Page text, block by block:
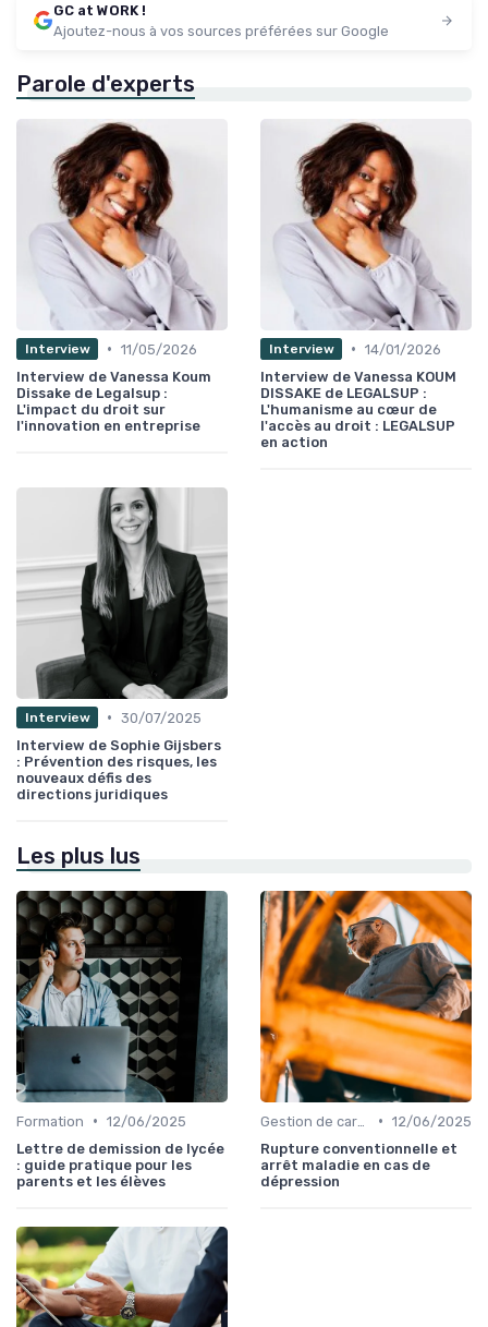
GC at WORK !
Ajoutez-nous à vos sources préférées sur Google
Parole d'experts
Interview • 11/05/2026
Interview de Vanessa Koum
Dissake de Legalsup :
L'impact du droit sur
l'innovation en entreprise
Interview • 14/01/2026
Interview de Vanessa KOUM
DISSAKE de LEGALSUP :
L'humanisme au cœur de
l'accès au droit : LEGALSUP
en action
Interview • 30/07/2025
Interview de Sophie Gijsbers
: Prévention des risques, les
nouveaux défis des
directions juridiques
Les plus lus
Formation • 12/06/2025
Lettre de demission de lycée
: guide pratique pour les
parents et les élèves
• 12/06/2025
Rupture conventionnelle et
arrêt maladie en cas de
dépression